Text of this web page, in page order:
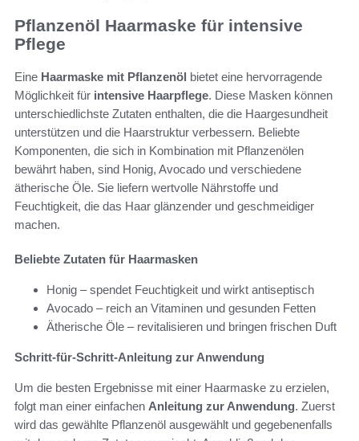
Pflanzenöl Haarmaske für intensive
Pflege
Eine Haarmaske mit Pflanzenöl bietet eine hervorragende
Möglichkeit für intensive Haarpflege. Diese Masken können
unterschiedlichste Zutaten enthalten, die die Haargesundheit
unterstützen und die Haarstruktur verbessern. Beliebte
Komponenten, die sich in Kombination mit Pflanzenölen
bewährt haben, sind Honig, Avocado und verschiedene
ätherische Öle. Sie liefern wertvolle Nährstoffe und
Feuchtigkeit, die das Haar glänzender und geschmeidiger
machen.
Beliebte Zutaten für Haarmasken
Honig – spendet Feuchtigkeit und wirkt antiseptisch
Avocado – reich an Vitaminen und gesunden Fetten
Ätherische Öle – revitalisieren und bringen frischen Duft
Schritt-für-Schritt-Anleitung zur Anwendung
Um die besten Ergebnisse mit einer Haarmaske zu erzielen,
folgt man einer einfachen Anleitung zur Anwendung. Zuerst
wird das gewählte Pflanzenöl ausgewählt und gegebenenfalls